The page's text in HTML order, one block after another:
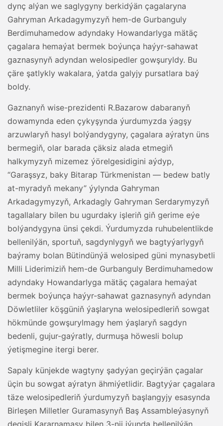
dynç alýan we saglygyny berkidýän çagalaryna
Gahryman Arkadagymyzyň hem-de Gurbanguly
Berdimuhamedow adyndaky Howandarlyga mätäç
çagalara hemaýat bermek boýunça haýyr-sahawat
gaznasynyň adyndan welosipedler gowşuryldy. Bu
çäre şatlykly wakalara, ýatda galyjy pursatlara baý
boldy.
Gaznanyň wise-prezidenti R.Bazarow dabaranyň
dowamynda eden çykyşynda ýurdumyzda ýagşy
arzuwlaryň hasyl bolýandygyny, çagalara aýratyn üns
bermegiň, olar barada çäksiz alada etmegiň
halkymyzyň mizemez ýörelgesidigini aýdyp,
“Garaşsyz, baky Bitarap Türkmenistan — bedew batly
at-myradyň mekany” ýylynda Gahryman
Arkadagymyzyň, Arkadagly Gahryman Serdarymyzyň
tagallalary bilen bu ugurdaky işleriň giň gerime eýe
bolýandygyna ünsi çekdi. Ýurdumyzda ruhubelentlikde
bellenilýän, sportuň, sagdynlygyň we bagtyýarlygyň
baýramy bolan Bütindünýä welosiped güni mynasybetli
Milli Liderimiziň hem-de Gurbanguly Berdimuhamedow
adyndaky Howandarlyga mätäç çagalara hemaýat
bermek boýunça haýyr-sahawat gaznasynyň adyndan
Döwletliler köşgüniň ýaşlaryna welosipedleriň sowgat
hökmünde gowşurylmagy hem ýaşlaryň sagdyn
bedenli, gujur-gaýratly, durmuşa höwesli bolup
ýetişmegine itergi berer.
Sapaly künjekde wagtyny şadyýan geçirýän çagalar
üçin bu sowgat aýratyn ähmiýetlidir. Bagtyýar çagalara
täze welosipedleriň ýurdumyzyň başlangyjy esasynda
Birleşen Milletler Guramasynyň Baş Assambleýasynyň
degişli Kararnamasy bilen 3-nji iýunda bellenilýän